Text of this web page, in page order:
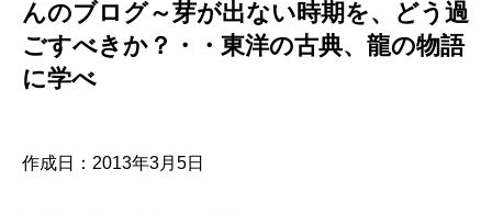
んのブログ～芽が出ない時期を、どう過
ごすべきか？・・東洋の古典、龍の物語
に学べ
作成日：2013年3月5日